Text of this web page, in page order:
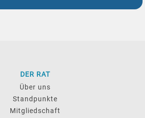
DER RAT
Über uns
Standpunkte
Mitgliedschaft